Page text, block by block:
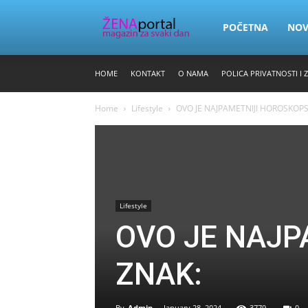
Zena
POČETNA
HOME KONTAKT O NAMA POLICA PRIVATNOSTI I
Home Lifestyle OVO JE NAJPAMETNIJI
Lifestyle
OVO JE
ZNAK: